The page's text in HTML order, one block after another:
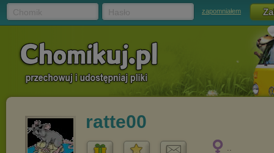
zapomniałem
ratte00
..